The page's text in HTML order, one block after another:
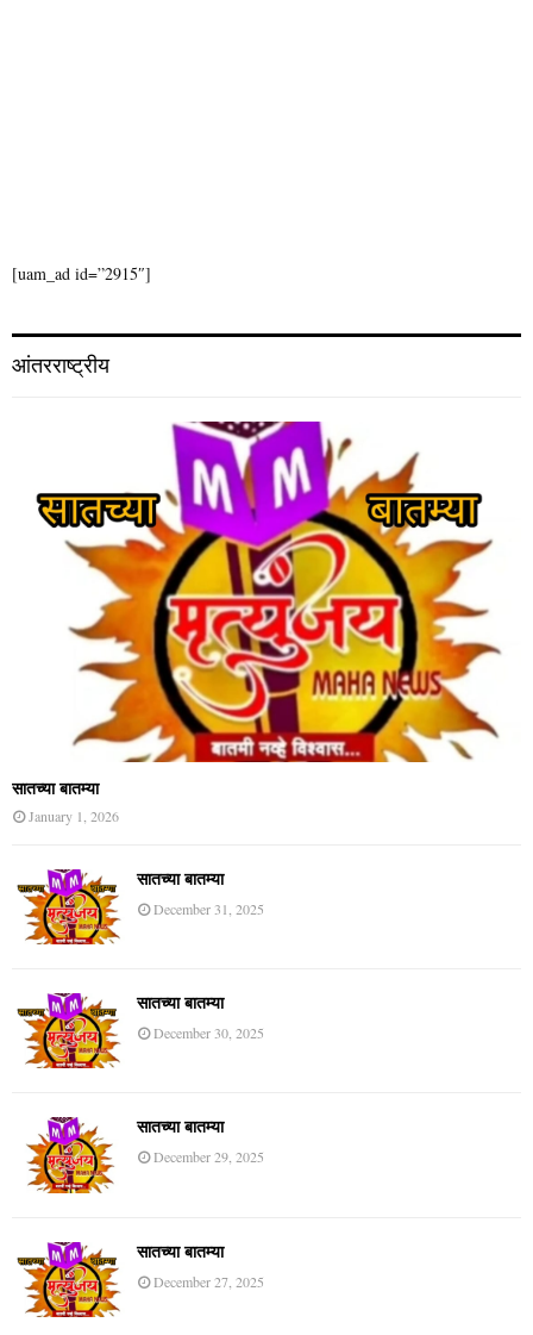
[uam_ad id=”2915″]
आंतरराष्ट्रीय
सातच्या बातम्या
January 1, 2026
सातच्या बातम्या
December 31, 2025
सातच्या बातम्या
December 30, 2025
सातच्या बातम्या
December 29, 2025
सातच्या बातम्या
December 27, 2025